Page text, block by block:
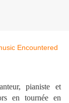
pianiste et
en tournée en